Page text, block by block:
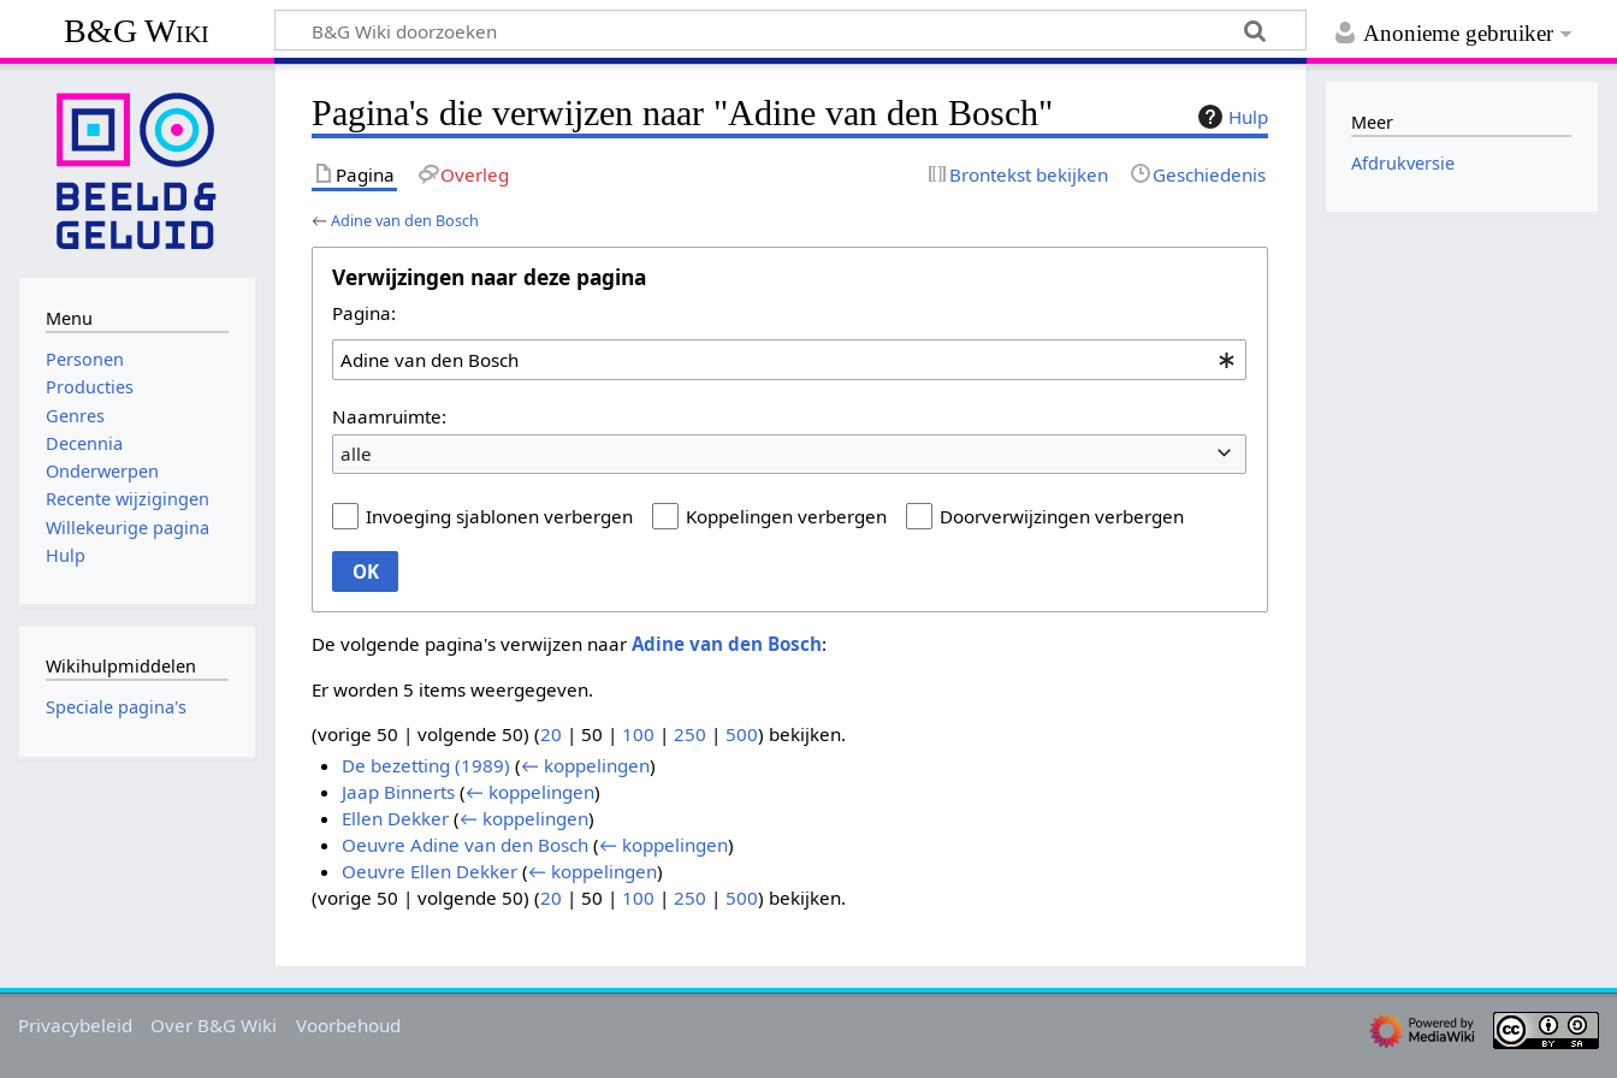
Anonieme gebruiker
B&G Wiki
Hulp
Pagina's die verwijzen naar "Adine van den Bosch"
Pagina Overleg Brontekst bekijken Geschiedenis
←Adine van den Bosch
Verwijzingen naar deze pagina
Pagina:
Naamruimte:
alle
Invoeging sjablonen verbergen Koppelingen verbergen Doorverwijzingen verbergen
OK
De volgende pagina's verwijzen naarAdine van den Bosch:
Er worden 5 items weergegeven.
(vorige 50 |volgende 50) (20 | 50 | 100 | 250 | 500) bekijken.
De bezetting (1989) (← koppelingen)
Jaap Binnerts (← koppelingen)
Ellen Dekker (← koppelingen)
Oeuvre Adine van den Bosch (← koppelingen)
Oeuvre Ellen Dekker (← koppelingen)
(vorige 50 |volgende 50) (20 | 50 | 100 |250 | 500) bekijken.
Menu
Personen
Producties
Genres
Decennia
Onderwerpen
Recente wijzigingen
Willekeurige pagina
Hulp
Wikihulpmiddelen
Speciale pagina's
Meer
Afdrukversie
Privacybeleid Over B&G Wiki Voorbehoud